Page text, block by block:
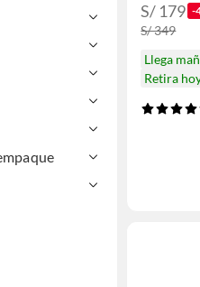
S/ 179 -
S/ 349
Llega
Retira